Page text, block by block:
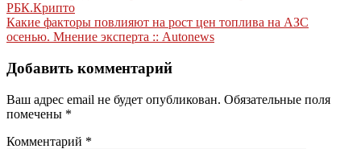
по
записям
РБК.Крипто
Какие факторы повлияют на рост цен топлива на АЗС
осенью. Мнение эксперта :: Autonews
Добавить комментарий
Ваш адрес email не будет опубликован. Обязательные поля
помечены *
Комментарий *